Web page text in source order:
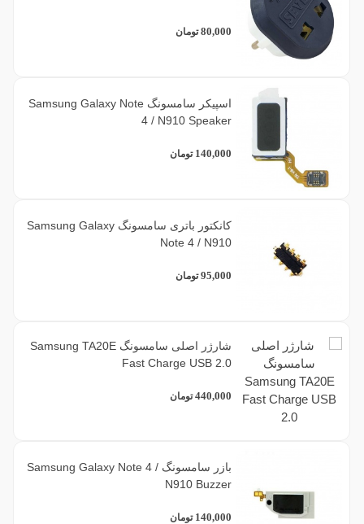
80,000 تومان
اسپیکر سامسونگ Samsung Galaxy Note
4 / N910 Speaker
140,000 تومان
کانکتور باتری سامسونگ Samsung Galaxy
Note 4 / N910
95,000 تومان
شارژر اصلی سامسونگ Samsung TA20E
Fast Charge USB 2.0
440,000 تومان
بازر سامسونگ Samsung Galaxy Note 4 /
N910 Buzzer
140,000 تومان